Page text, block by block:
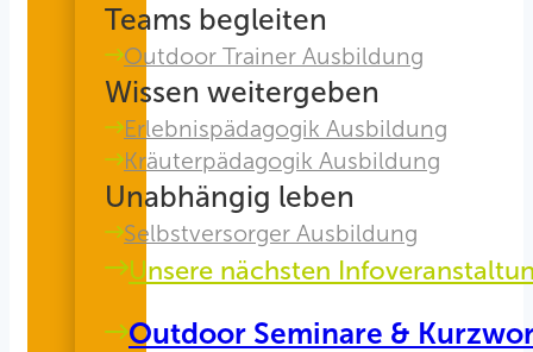
Teams begleiten
Outdoor Trainer Ausbildung
Wissen weitergeben
Erlebnispädagogik Ausbildung
Kräuterpädagogik Ausbildung
Unabhängig leben
Selbstversorger Ausbildung
Unsere nächsten
Outdoor Seminare &